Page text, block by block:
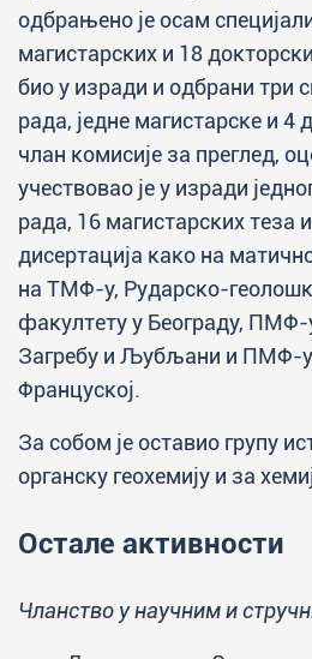
одбрањено је осам
магистарских и 18
био у изради и одбрани три
рада, једне магистарске и 4
члан комисије за преглед,
учествовао је у изради
рада, 16 магистарских теза
дисертација како на
на ТМФ-у, Рударско-
факултету у Београду,
Загребу и Љубљани и ПМФ-у
Француској.
За собом је оставио групу
органску геохемију и за
Остале активности
Чланство у научним и